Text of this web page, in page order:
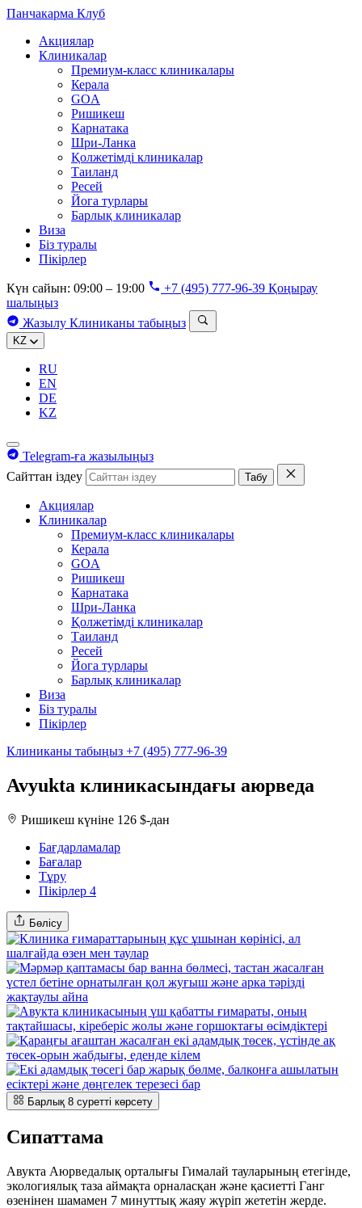
Панчакарма Клуб
Акциялар
Клиникалар
Премиум-класс клиникалары
Керала
GOA
Ришикеш
Карнатака
Шри-Ланка
Қолжетімді клиникалар
Таиланд
Ресей
Йога турлары
Барлық клиникалар
Виза
Біз туралы
Пікірлер
Күн сайын: 09:00 – 19:00 +7 (495) 777-96-39 Қоңырау
шалыңыз
Жазылу Клиниканы табыңыз
KZ
RU
EN
DE
KZ
Telegram-ға жазылыңыз
Сайттан іздеу
Табу
Акциялар
Клиникалар
Премиум-класс клиникалары
Керала
GOA
Ришикеш
Карнатака
Шри-Ланка
Қолжетімді клиникалар
Таиланд
Ресей
Йога турлары
Барлық клиникалар
Виза
Біз туралы
Пікірлер
Клиниканы табыңыз +7 (495) 777-96-39
Avyukta клиникасындағы аюрведа
Ришикеш күніне 126 $-дан
Бағдарламалар
Бағалар
Тұру
Пікірлер 4
Бөлісу
Барлық 8 суретті көрсету
Сипаттама
Авукта Аюрведалық орталығы Гималай тауларының етегінде,
экологиялық таза аймақта орналасқан және қасиетті Ганг
өзенінен шамамен 7 минуттық жаяу жүріп жететін жерде.